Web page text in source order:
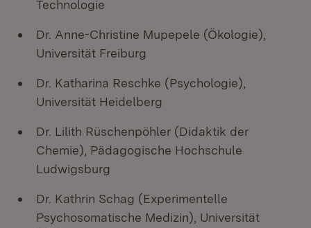
Technologie
Dr. Anne-Christine Mupepele (Ökologie),
Universität Freiburg
Dr. Katharina Reschke (Psychologie),
Universität Heidelberg
Dr. Lilith Rüschenpöhler (Didaktik der
Chemie), Pädagogische Hochschule
Ludwigsburg
Dr. Kathrin Schag (Experimentelle
Psychosomatische Medizin), Universität